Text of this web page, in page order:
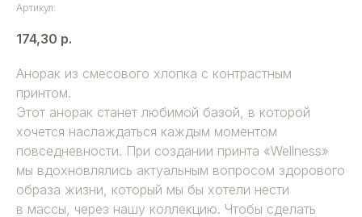
Артикул:
174,30 р.
Анорак из смесового хлопка с контрастным
принтом.
Этот анорак станет любимой базой, в которой
хочется наслаждаться каждым моментом
повседневности. При создании принта «Wellness»
мы вдохновлялись актуальным вопросом здорового
образа жизни, который мы бы хотели нести
в массы, через нашу коллекцию. Чтобы сделать